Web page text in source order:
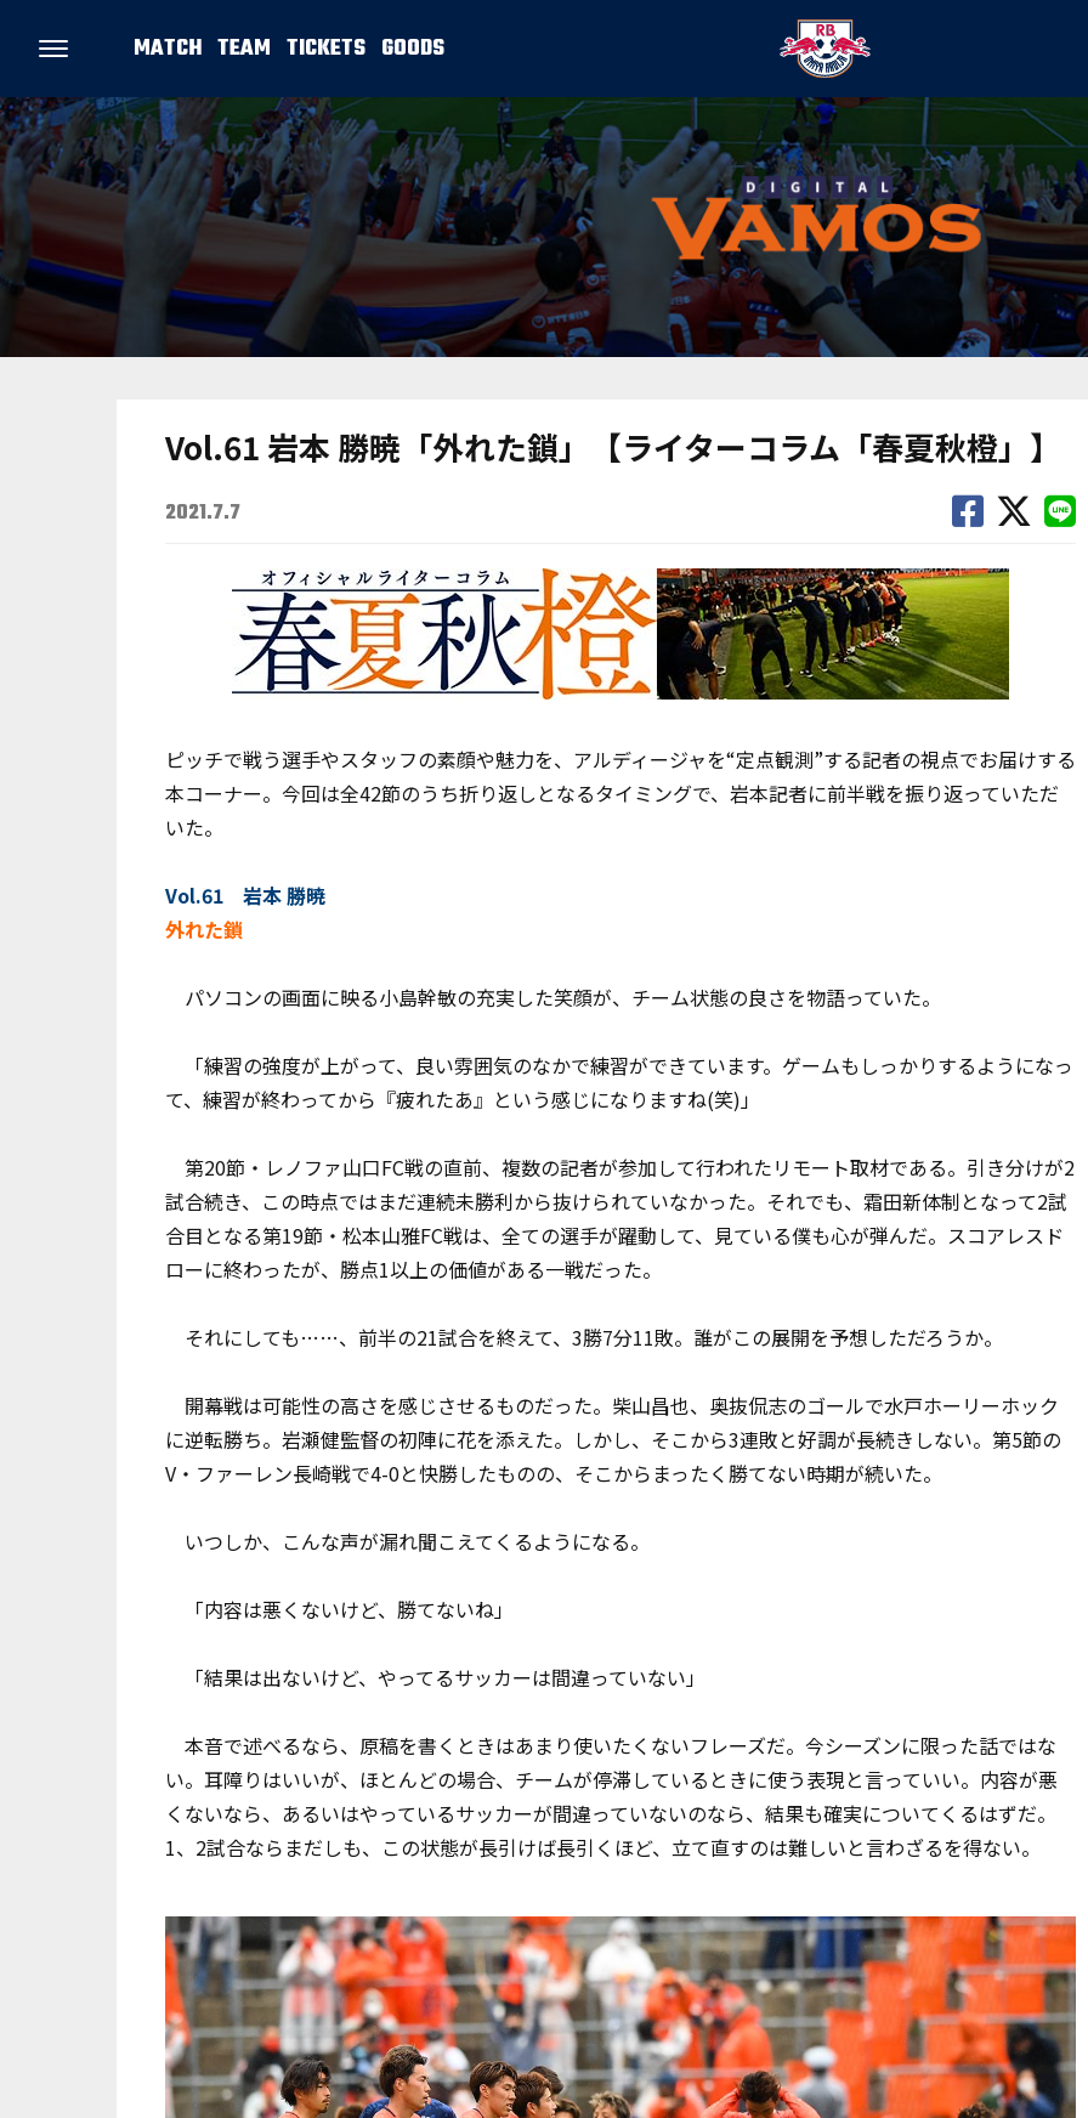
MATCH TEAM TICKETS GOODS
Vol.61 岩本 勝暁「外れた鎖」【ライターコラム「春夏秋橙」】
2021.7.7
ピッチで戦う選手やスタッフの素顔や魅力を、アルディージャを“定点観測”する記者の視点でお届けする
本コーナー。今回は全42節のうち折り返しとなるタイミングで、岩本記者に前半戦を振り返っていただ
いた。
Vol.61 岩本 勝暁
外れた鎖
パソコンの画面に映る小島幹敏の充実した笑顔が、チーム状態の良さを物語っていた。
「練習の強度が上がって、良い雰囲気のなかで練習ができています。ゲームもしっかりするようになっ
て、練習が終わってから『疲れたあ』という感じになりますね(笑)」
第20節・レノファ山口FC戦の直前、複数の記者が参加して行われたリモート取材である。引き分けが2
試合続き、この時点ではまだ連続未勝利から抜けられていなかった。それでも、霜田新体制となって2試
合目となる第19節・松本山雅FC戦は、全ての選手が躍動して、見ている僕も心が弾んだ。スコアレスド
ローに終わったが、勝点1以上の価値がある一戦だった。
それにしても……、前半の21試合を終えて、3勝7分11敗。誰がこの展開を予想しただろうか。
開幕戦は可能性の高さを感じさせるものだった。柴山昌也、奥抜侃志のゴールで水戸ホーリーホック
に逆転勝ち。岩瀬健監督の初陣に花を添えた。しかし、そこから3連敗と好調が長続きしない。第5節の
V・ファーレン長崎戦で4-0と快勝したものの、そこからまったく勝てない時期が続いた。
いつしか、こんな声が漏れ聞こえてくるようになる。
「内容は悪くないけど、勝てないね」
「結果は出ないけど、やってるサッカーは間違っていない」
本音で述べるなら、原稿を書くときはあまり使いたくないフレーズだ。今シーズンに限った話ではな
い。耳障りはいいが、ほとんどの場合、チームが停滞しているときに使う表現と言っていい。内容が悪
くないなら、あるいはやっているサッカーが間違っていないのなら、結果も確実についてくるはずだ。
1、2試合ならまだしも、この状態が長引けば長引くほど、立て直すのは難しいと言わざるを得ない。